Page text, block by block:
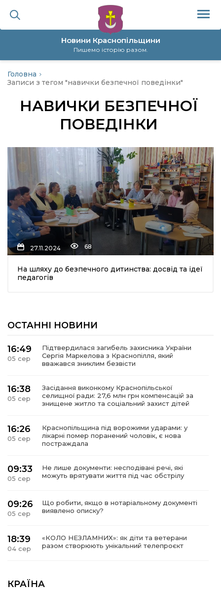
Новини Краснопільщини
Пишемо історію разом.
політика
Головна
Записи з тегом "навички безпечної поведінки"
НАВИЧКИ БЕЗПЕЧНОЇ
ПОВЕДІНКИ
27.11.2024 68
На шляху до безпечного дитинства: досвід та ідеї
педагогів
ОСТАННІ НОВИНИ
16:49
05 сер
Підтвердилася загибель захисника України
Сергія Маркелова з Краснопілля, який
вважався зниклим безвісти
16:38
05 сер
Засідання виконкому Краснопільської
селищної ради: 27,6 млн грн компенсацій за
знищене житло та соціальний захист дітей
16:26
05 сер
Краснопільщина під ворожими ударами: у
лікарні помер поранений чоловік, є нова
постраждала
09:33
05 сер
Не лише документи: несподівані речі, які
можуть врятувати життя під час обстрілу
09:26
05 сер
Що робити, якщо в нотаріальному документі
виявлено описку?
18:39
04 сер
«КОЛО НЕЗЛАМНИХ»: як діти та ветерани
разом створюють унікальний телепроєкт
04 сер
прикордоння до втраченого дому
КРАЇНА